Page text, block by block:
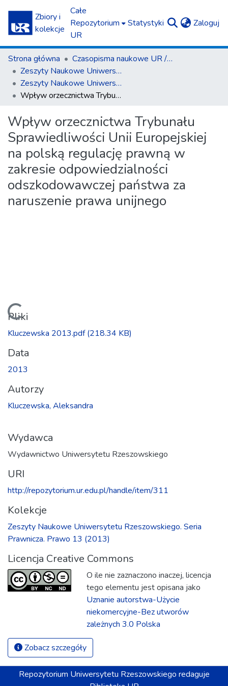
Zbiory i
kolekcje
Całe
Repozytorium
UR
Statystyki Zaloguj
Strona główna
Czasopisma naukowe UR / Scientific Journals
Zeszyty Naukowe Uniwersytetu Rzeszowskiego. Seria Prawnicza. Prawo
Zeszyty Naukowe Uniwersytetu Rzeszowskiego. Seria Prawnicza. Prawo 13 (2013)
Wpływ orzecznictwa Trybunału Sprawiedliwości Unii Europejskiej na polską regulację prawną w zakresie odpowiedzialności odszkodowawczej państwa za naruszenie prawa unijnego
Wpływ orzecznictwa Trybunału
Sprawiedliwości Unii Europejskiej
na polską regulację prawną w
zakresie odpowiedzialności
odszkodowawczej państwa za
naruszenie prawa unijnego
Ładowanie...
Pliki
Kluczewska 2013.pdf(218.34 KB)
Data
2013
Autorzy
Kluczewska, Aleksandra
Wydawca
Wydawnictwo Uniwersytetu Rzeszowskiego
URI
http://repozytorium.ur.edu.pl/handle/item/311
Kolekcje
Zeszyty Naukowe Uniwersytetu Rzeszowskiego. Seria
Prawnicza. Prawo 13 (2013)
Licencja Creative Commons
O ile nie zaznaczono inaczej, licencja
tego elementu jest opisana jako
Uznanie autorstwa-Użycie
niekomercyjne-Bez utworów
zależnych 3.0 Polska
Zobacz szczegóły
Repozytorium Uniwersytetu Rzeszowskiego redaguje